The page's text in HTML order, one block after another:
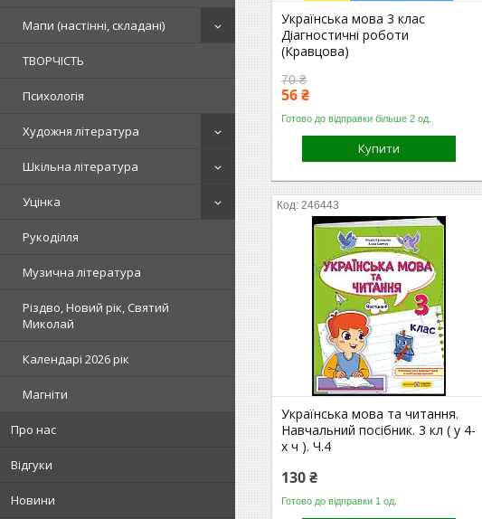
Мапи (настінні, складані)
ТВОРЧІСТЬ
Психологія
Художня література
Шкільна література
Уцінка
Рукоділля
Музична література
Різдво, Новий рік, Святий
Миколай
Календарі 2026 рік
Магніти
Про нас
Відгуки
Новини
Українська мова 3 клас
Діагностичні роботи
(Кравцова)
70 ₴
56 ₴
Готово до відправки більше 2 од.
Купити
246443
Українська мова та читання.
Навчальний посібник. 3 кл ( у 4-
х ч ). Ч.4
130 ₴
Готово до відправки 1 од.